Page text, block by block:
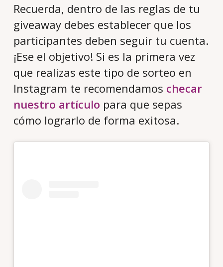
Recuerda, dentro de las reglas de tu
giveaway debes establecer que los
participantes deben seguir tu cuenta.
¡Ese el objetivo! Si es la primera vez
que realizas este tipo de sorteo en
Instagram te recomendamos checar
nuestro artículo para que sepas
cómo lograrlo de forma exitosa.